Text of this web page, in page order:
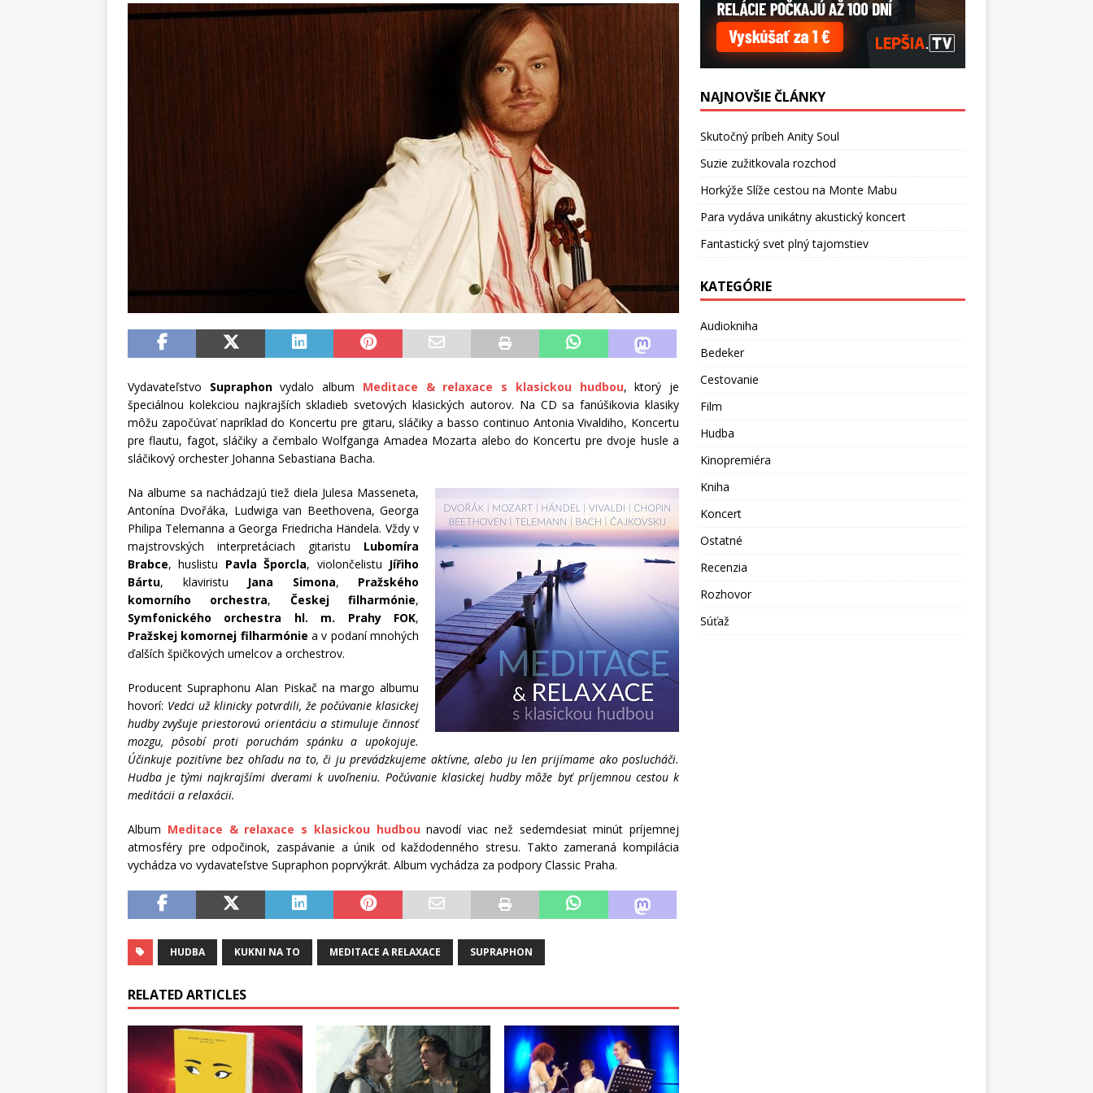
Vydavateľstvo Supraphonvydalo album Meditace & relaxace s klasickou hudbou, ktorý je
špeciálnou kolekciou najkrajších skladieb svetových klasických autorov. Na CD sa fanúšikovia klasiky
môžu započúvať napríklad do Koncertu pre gitaru, sláčiky a basso continuo Antonia Vivaldiho, Koncertu
pre flautu, fagot, sláčiky a čembalo Wolfganga Amadea Mozarta alebo do Koncertu pre dvoje husle a
sláčikový orchester Johanna Sebastiana Bacha.
Na albume sa nachádzajú tiež diela Julesa Masseneta,
Antonína Dvořáka, Ludwiga van Beethovena, Georga
Philipa Telemanna a Georga Friedricha Händela. Vždy v
majstrovských interpretáciach gitaristu Lubomíra
Brabce, huslistu Pavla Šporcla, violončelistu Jířiho
Bártu, klaviristu Jana Simona, Pražského
komorního orchestra, Českej filharmónie,
Symfonického orchestra hl. m. Prahy FOK,
Pražskej komornej filharmónie a v podaní mnohých
ďalších špičkových umelcov a orchestrov.
Producent Supraphonu Alan Piskač na margo albumu
hovorí: Vedci už klinicky potvrdili, že počúvanie klasickej
hudby zvyšuje priestorovú orientáciu a stimuluje činnosť
mozgu, pôsobí proti poruchám spánku a upokojuje.
Účinkuje pozitívne bez ohľadu na to, či ju prevádzkujeme aktívne, alebo ju len prijímame ako poslucháči.
Hudba je tými najkrajšími dverami k uvoľneniu. Počúvanie klasickej hudby môže byť príjemnou cestou k
meditácii a relaxácii.
Album Meditace & relaxace s klasickou hudbou navodí viac než sedemdesiat minút príjemnej
atmosféry pre odpočinok, zaspávanie a únik od každodenného stresu. Takto zameraná kompilácia
vychádza vo vydavateľstve Supraphon poprvýkrát. Album vychádza za podpory Classic Praha.
HUDBA KUKNI NA TO MEDITACE A RELAXACE SUPRAPHON
RELATED ARTICLES
NAJNOVŠIE ČLÁNKY
Skutočný príbeh Anity Soul
Suzie zužitkovala rozchod
Horkýže Slíže cestou na Monte Mabu
Para vydáva unikátny akustický koncert
Fantastický svet plný tajomstiev
KATEGÓRIE
Audiokniha
Bedeker
Cestovanie
Film
Hudba
Kinopremiéra
Kniha
Koncert
Ostatné
Recenzia
Rozhovor
Súťaž